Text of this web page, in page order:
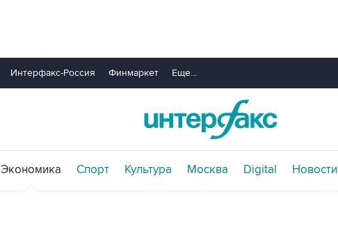
Интерфакс-Россия Финмаркет Еще...
Экономика Спорт Культура Москва Digital Новости